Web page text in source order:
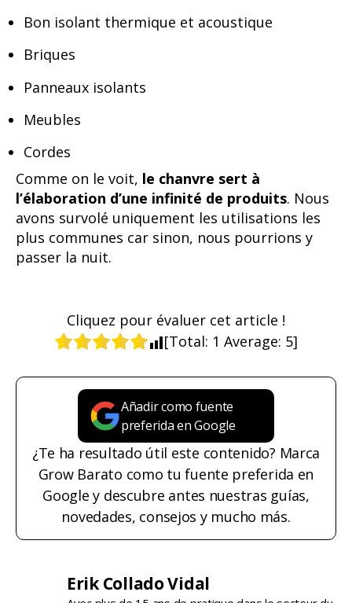
Bon isolant thermique et acoustique
Briques
Panneaux isolants
Meubles
Cordes
Comme on le voit, le chanvre sert à
l’élaboration d’une infinité de produits. Nous
avons survolé uniquement les utilisations les
plus communes car sinon, nous pourrions y
passer la nuit.
Cliquez pour évaluer cet article !
[Total: 1 Average: 5]
Añadir como fuente
preferida en Google
¿Te ha resultado útil este contenido? Marca
Grow Barato como tu fuente preferida en
Google y descubre antes nuestras guías,
novedades, consejos y mucho más.
Erik Collado Vidal